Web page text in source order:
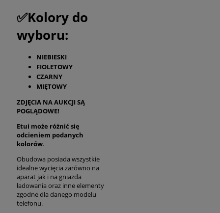
✅Kolory do
wyboru:
NIEBIESKI
FIOLETOWY
CZARNY
MIĘTOWY
ZDJĘCIA NA AUKCJI SĄ
POGLĄDOWE!
Etui może różnić się
odcieniem podanych
kolorów.
Obudowa posiada wszystkie
idealne wycięcia zarówno na
aparat jak i na gniazda
ładowania oraz inne elementy
zgodne dla danego modelu
telefonu.